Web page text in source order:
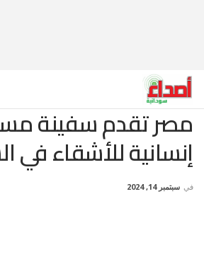
مصر تقدم سفينة
إنسانية للأشقاء في
في سبتمبر 14, 2024